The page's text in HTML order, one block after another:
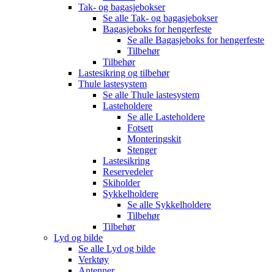
Tak- og bagasjebokser
Se alle Tak- og bagasjebokser
Bagasjeboks for hengerfeste
Se alle Bagasjeboks for hengerfeste
Tilbehør
Tilbehør
Lastesikring og tilbehør
Thule lastesystem
Se alle Thule lastesystem
Lasteholdere
Se alle Lasteholdere
Fotsett
Monteringskit
Stenger
Lastesikring
Reservedeler
Skiholder
Sykkelholdere
Se alle Sykkelholdere
Tilbehør
Tilbehør
Lyd og bilde
Se alle Lyd og bilde
Verktøy